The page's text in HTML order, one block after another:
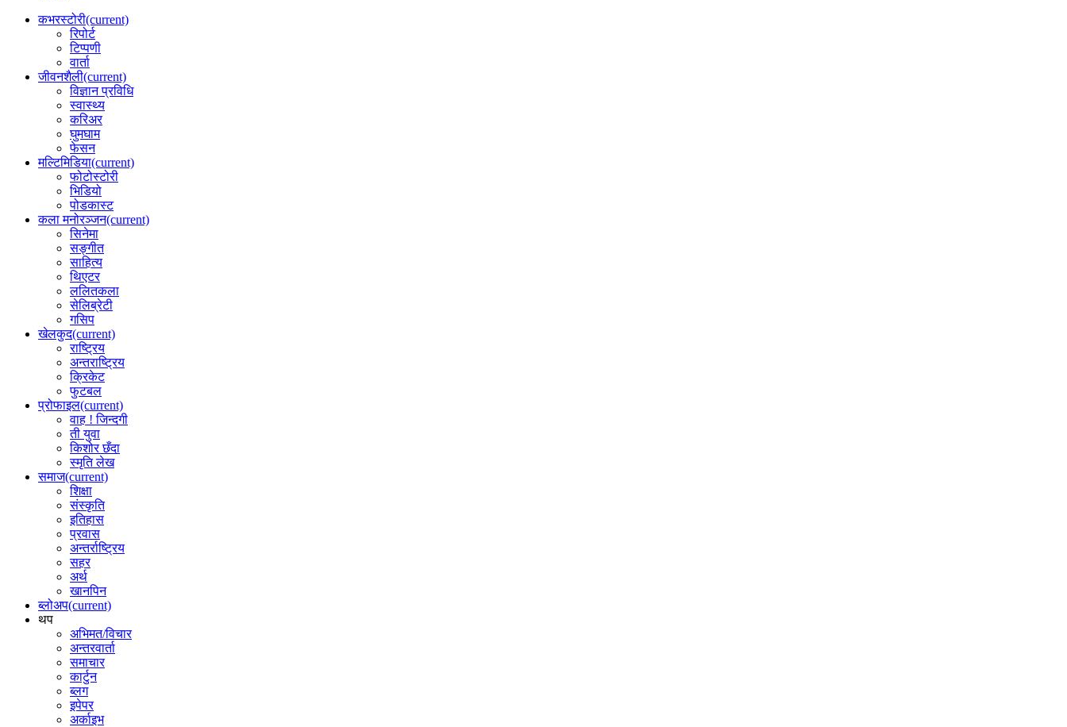
कभरस्टोरी(current)
रिपोर्ट
टिप्पणी
वार्ता
जीवनशैली(current)
विज्ञान प्रविधि
स्वास्थ्य
करिअर
घुमघाम
फेसन
मल्टिमिडिया(current)
फोटोस्टोरी
भिडियो
पोडकास्ट
कला मनोरञ्जन(current)
सिनेमा
सङ्गीत
साहित्य
थिएटर
ललितकला
सेलिब्रेटी
गसिप
खेलकुद(current)
राष्ट्रिय
अन्तराष्ट्रिय
क्रिकेट
फुटबल
प्रोफाइल(current)
वाह ! जिन्दगी
ती युवा
किशोर छँदा
स्मृति लेख
समाज(current)
शिक्षा
संस्कृति
इतिहास
प्रवास
अन्तर्राष्ट्रिय
सहर
अर्थ
खानपिन
ब्लोअप(current)
थप
अभिमत/विचार
अन्तरवार्ता
समाचार
कार्टुन
ब्लग
इपेपर
अर्काइभ